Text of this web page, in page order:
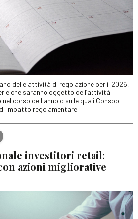
delle attività di regolazione per il 2026,
che saranno oggetto dell’attività
corso dell'anno o sulle quali Consob
impatto regolamentare.
investitori retail:
azioni migliorative